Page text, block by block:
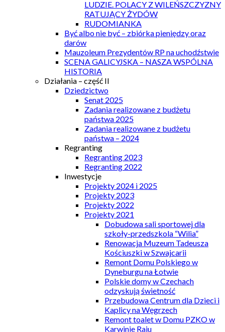
LUDZIE. POLACY Z WILEŃSZCZYZNY
RATUJĄCY ŻYDÓW
RUDOMIANKA
Być albo nie być – zbiórka pieniędzy oraz
darów
Mauzoleum Prezydentów RP na uchodźstwie
SCENA GALICYJSKA – NASZA WSPÓLNA
HISTORIA
Działania – część II
Dziedzictwo
Senat 2025
Zadania realizowane z budżetu
państwa 2025
Zadania realizowane z budżetu
państwa – 2024
Regranting
Regranting 2023
Regranting 2022
Inwestycje
Projekty 2024 i 2025
Projekty 2023
Projekty 2022
Projekty 2021
Dobudowa sali sportowej dla
szkoły-przedszkola “Wilia”
Renowacja Muzeum Tadeusza
Kościuszki w Szwajcarii
Remont Domu Polskiego w
Dyneburgu na Łotwie
Polskie domy w Czechach
odzyskują świetność
Przebudowa Centrum dla Dzieci i
Kaplicy na Węgrzech
Remont toalet w Domu PZKO w
Karwinie Raju